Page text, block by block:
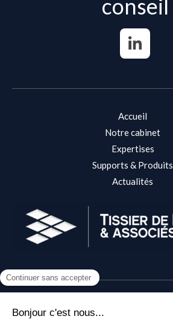
conseil
Accueil
Notre cabinet
Expertises
Supports & Produits
Actualités